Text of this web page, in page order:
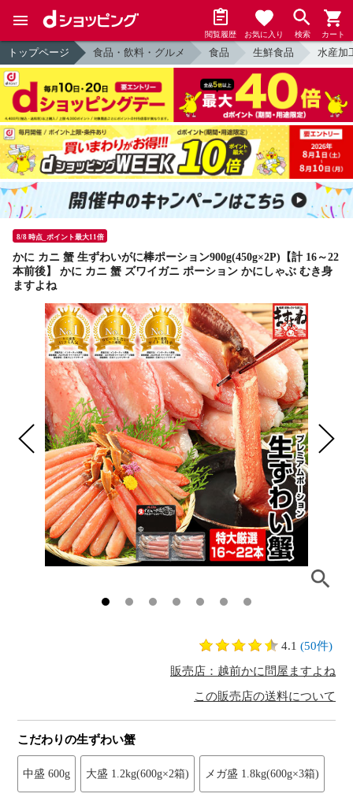
閲覧履歴 お気に入り 検索 カート
トップページ 食品・飲料・グルメ 食品 生鮮食品 水産加
8/8 時点_ポイント最大11倍
かに カニ 蟹 生ずわいがに棒ポーション900g(450g×2P)【計 16～22
本前後】 かに カニ 蟹 ズワイガニ ポーション かにしゃぶ むき身
ますよね
4.1 (50件)
販売店：越前かに問屋ますよね
この販売店の送料について
こだわりの生ずわい蟹
中盛 600g 大盛 1.2kg(600g×2箱) メガ盛 1.8kg(600g×3箱)